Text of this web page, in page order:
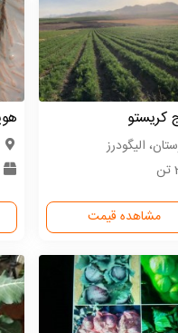
کریستو
الیگودرز
مشاهده قیمت